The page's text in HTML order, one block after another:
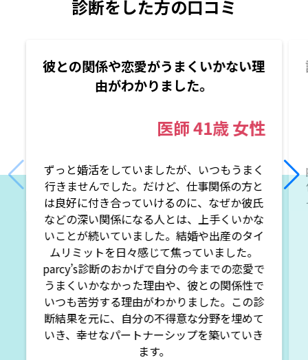
診断をした方の口コミ
彼との関係や恋愛がうまくいかない理
由がわかりました。
医師41歳女性
ずっと婚活をしていましたが、いつもうまく
行きませんでした。だけど、仕事関係の方と
は良好に付き合っていけるのに、なぜか彼氏
などの深い関係になる人とは、上手くいかな
いことが続いていました。結婚や出産のタイ
ムリミットを日々感じて焦っていました。
parcy’s診断のおかげで自分の今までの恋愛で
うまくいかなかった理由や、彼との関係性で
いつも苦労する理由がわかりました。この診
断結果を元に、自分の不得意な分野を埋めて
いき、幸せなパートナーシップを築いていき
ます。